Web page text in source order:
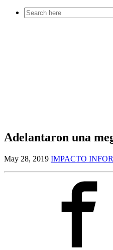
Search
for:
Adelantaron una
May 28, 2019 IMPACTO